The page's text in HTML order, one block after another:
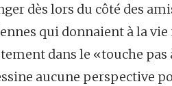
dès lors du côté des
qui donnaient à la
dans le «touche pas
aucune perspective